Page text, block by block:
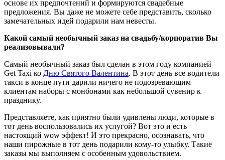
основе их предпочтений и формируются свадебные
предложения. Вы даже не можете себе представить, сколько
замечательных идей подарили нам невесты.
Какой самый необычный заказ на свадьбу/корпоратив Вы
реализовывали?
Самый необычный заказ был сделан в этом году компанией
Get Taxi ко Дню Святого Валентина. В этот день все водители
такси в конце пути дарили ничего не подозревающим
клиентам наборы с монбонами как небольшой сувенир к
празднику.
Представляете, как приятно были удивлены люди, которые в
тот день воспользовались их услугой? Вот это и есть
настоящий wow эффект! И это прекрасно, осознавать, что
наши пирожные в тот день подарили кому-то улыбку. Такие
заказы мы выполняем с особенным удовольствием.